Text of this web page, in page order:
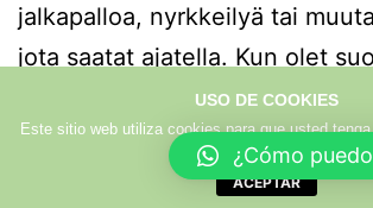
jalkapalloa, nyrkkeilyä tai
jota saatat ajatella. Kun olet
Betway-rekisteröinnin, voit
kaikista.
Uusin täydellinen
USO DE COOKIES
Este sitio web utiliza cookies para que usted
de usuario.
ACEPTAR
¿Cómo